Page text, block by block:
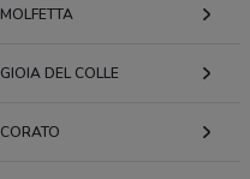
MOLFETTA
GIOIA DEL COLLE
CORATO